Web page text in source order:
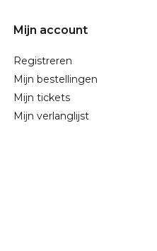
Mijn account
Registreren
Mijn bestellingen
Mijn tickets
Mijn verlanglijst